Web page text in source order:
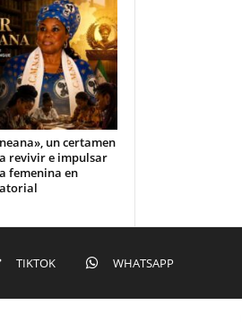
un certamen
revivir e impulsar
femenina en
TIKTOK WHATSAPP